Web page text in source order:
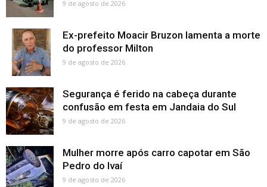
9 de agosto de 2026
Ex-prefeito Moacir Bruzon lamenta a morte
do professor Milton
9 de agosto de 2026
Segurança é ferido na cabeça durante
confusão em festa em Jandaia do Sul
9 de agosto de 2026
Mulher morre após carro capotar em São
Pedro do Ivaí
9 de agosto de 2026